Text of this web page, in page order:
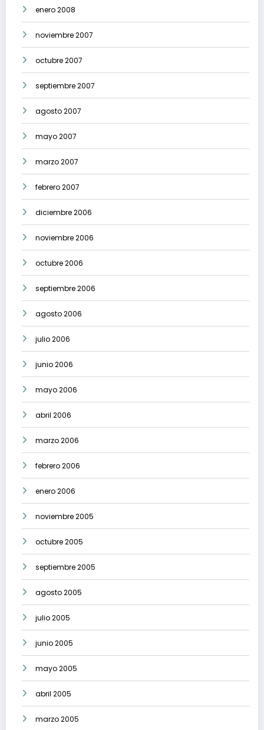
enero 2008
noviembre 2007
octubre 2007
septiembre 2007
agosto 2007
mayo 2007
marzo 2007
febrero 2007
diciembre 2006
noviembre 2006
octubre 2006
septiembre 2006
agosto 2006
julio 2006
junio 2006
mayo 2006
abril 2006
marzo 2006
febrero 2006
enero 2006
noviembre 2005
octubre 2005
septiembre 2005
agosto 2005
julio 2005
junio 2005
mayo 2005
abril 2005
marzo 2005